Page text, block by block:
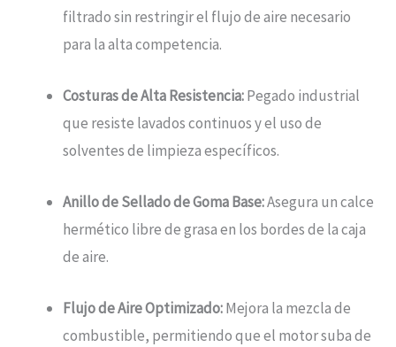
filtrado sin restringir el flujo de aire necesario
para la alta competencia.
Costuras de Alta Resistencia:Pegado industrial
que resiste lavados continuos y el uso de
solventes de limpieza específicos.
Anillo de Sellado de Goma Base:Asegura un calce
hermético libre de grasa en los bordes de la caja
de aire.
Flujo de Aire Optimizado:Mejora la mezcla de
combustible, permitiendo que el motor suba de